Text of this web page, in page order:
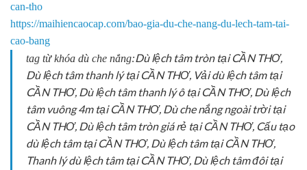
can-tho
https://maihiencaocap.com/bao-gia-du-che-nang-du-lech-tam-tai-
cao-bang
tag từ khóa dù che nắng:Dù lệch tâm tròn tại CẦN THƠ,
Dù lệch tâm thanh lý tại CẦN THƠ, Vải dù lệch tâm tại
CẦN THƠ, Dù lệch tâm thanh lý ô tại CẦN THƠ, Dù lệch
tâm vuông 4m tại CẦN THƠ, Dù che nắng ngoài trời tại
CẦN THƠ, Dù lệch tâm tròn giá rẻ tại CẦN THƠ, Cấu tạo
dù lệch tâm tại CẦN THƠ, Dù lệch tâm tại CẦN THƠ,
Thanh lý dù lệch tâm tại CẦN THƠ, Dù lệch tâm đôi tại